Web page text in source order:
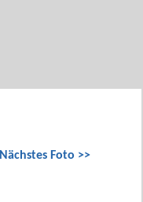
Nächstes Foto >>